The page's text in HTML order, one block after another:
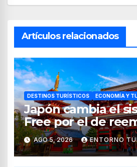
Artículos relacionados
DESTINOS TURÍSTICOS ECONOMÍA Y
Japón cambia el
Free por el de
impuestos desde
de 2026
AGO 5, 2026 ENTORNO